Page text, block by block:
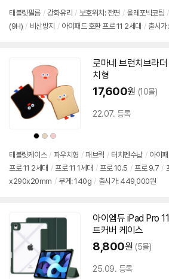
리
태블릿필름 / 강화유리 / 보호위치: 전면 / 올레포빅코팅 /
(9H) / 비산방지 / 아이패드호환프로11 2세대 / 출시
상
품
색
상
상
품
상
상
품
상
로마네 브런치브라
치형
17,600원 (10몰)
22.07. 등록
태블릿케이스 / 파우치형 / 패브릭 / 터치펜수납 / 아이
프로11 2세대 / 프로11 1세대 / 프로10.5 / 프로9.7 /
x290x20mm / 무게: 140g / 출시가: 449,000원
아이엠듀 iPad Pro
트커버 케이스
8,800원 (5몰)
25.09. 등록